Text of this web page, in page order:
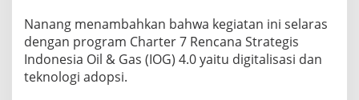
Nanang menambahkan bahwa kegiatan ini selaras
dengan program Charter 7 Rencana Strategis
Indonesia Oil & Gas (IOG) 4.0 yaitu digitalisasi dan
teknologi adopsi.